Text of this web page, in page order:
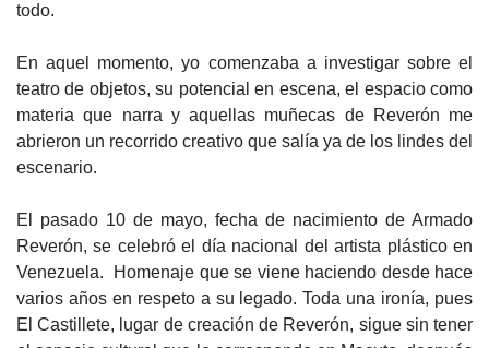
todo.
En aquel momento, yo comenzaba a investigar sobre el
teatro de objetos, su potencial en escena, el espacio como
materia que narra y aquellas muñecas de Reverón me
abrieron un recorrido creativo que salía ya de los lindes del
escenario.
El pasado 10 de mayo, fecha de nacimiento de Armado
Reverón, se celebró el día nacional del artista plástico en
Venezuela.
Homenaje que se viene haciendo desde hace
varios años en respeto a su legado. Toda una ironía, pues
El Castillete, lugar de creación de Reverón, sigue sin tener